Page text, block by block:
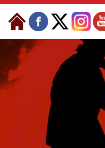
Μετάβαση στο περιεχόμενο